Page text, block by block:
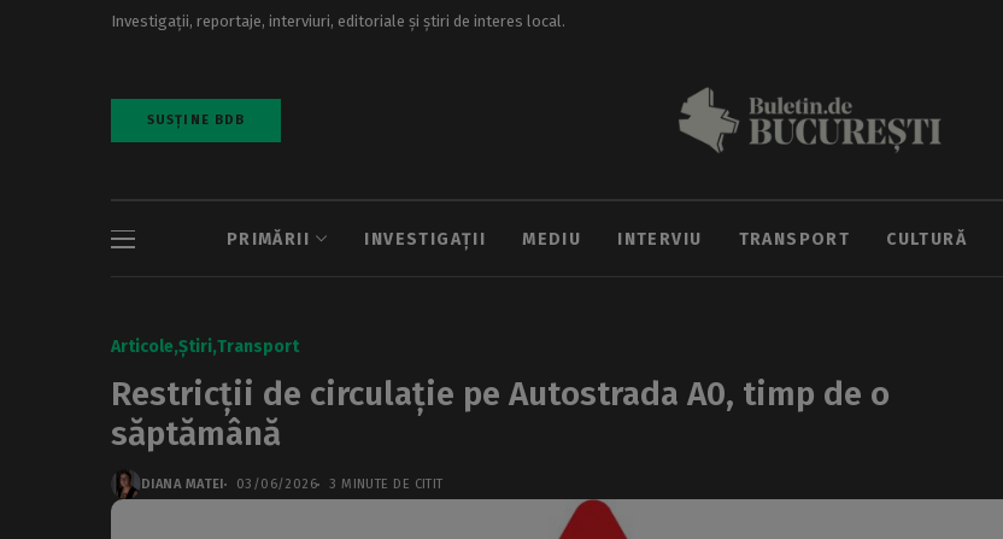
Investigații, reportaje, interviuri, editoriale și știri de interes local.
SUSȚINE BDB
PRIMĂRII INVESTIGAȚII MEDIU INTERVIU TRANSPORT CULTURĂ
Articole Știri Transport
Restricții de circulație pe Autostrada A0, timp de o
săptămână
DIANA MATEI 03/06/2026 3 MINUTE DE CITIT